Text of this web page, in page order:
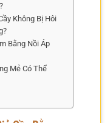
Không Bị Hôi
Bằng Nồi Áp
Mẻ Có Thể